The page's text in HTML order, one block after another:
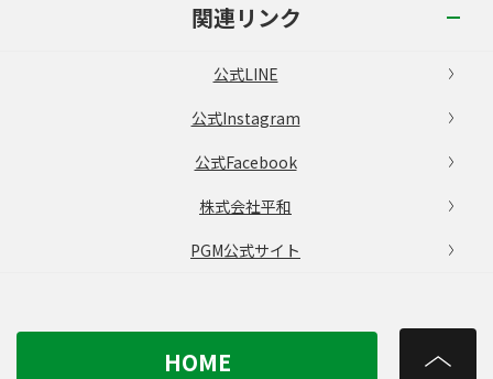
関連リンク
公式LINE
公式Instagram
公式Facebook
株式会社平和
PGM公式サイト
HOME